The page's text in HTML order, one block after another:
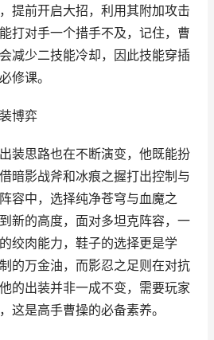
提前开启大招，利用其附加攻击
打对手一个措手不及，记住，曹
减少二技能冷却，因此技能穿插
修课。
博弈
装思路也在不断演变，他既能扮
暗影战斧和冰痕之握打出控制与
容中，选择纯净苍穹与血魔之
新的高度，面对多坦克阵容，一
绞肉能力，鞋子的选择更是学
的万金油，而影忍之足则在对抗
的出装并非一成不变，需要玩家
这是高手曹操的必备素养。